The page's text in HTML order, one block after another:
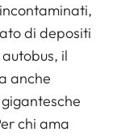
di depositi
il
anche
chi ama